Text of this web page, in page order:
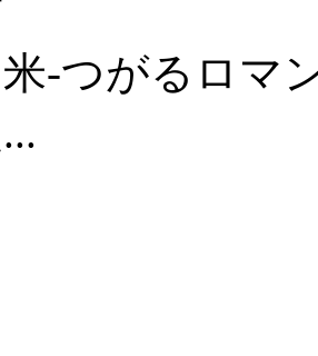
-つがるロマ